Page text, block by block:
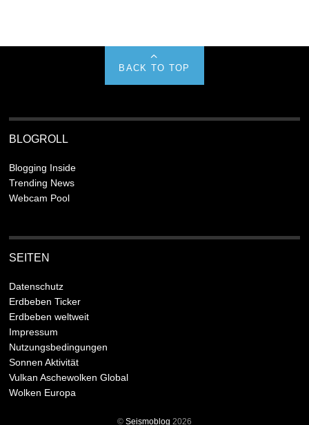
BACK TO TOP
BLOGROLL
Blogging Inside
Trending News
Webcam Pool
SEITEN
Datenschutz
Erdbeben Ticker
Erdbeben weltweit
Impressum
Nutzungsbedingungen
Sonnen Aktivität
Vulkan Aschewolken Global
Wolken Europa
© Seismoblog 2026